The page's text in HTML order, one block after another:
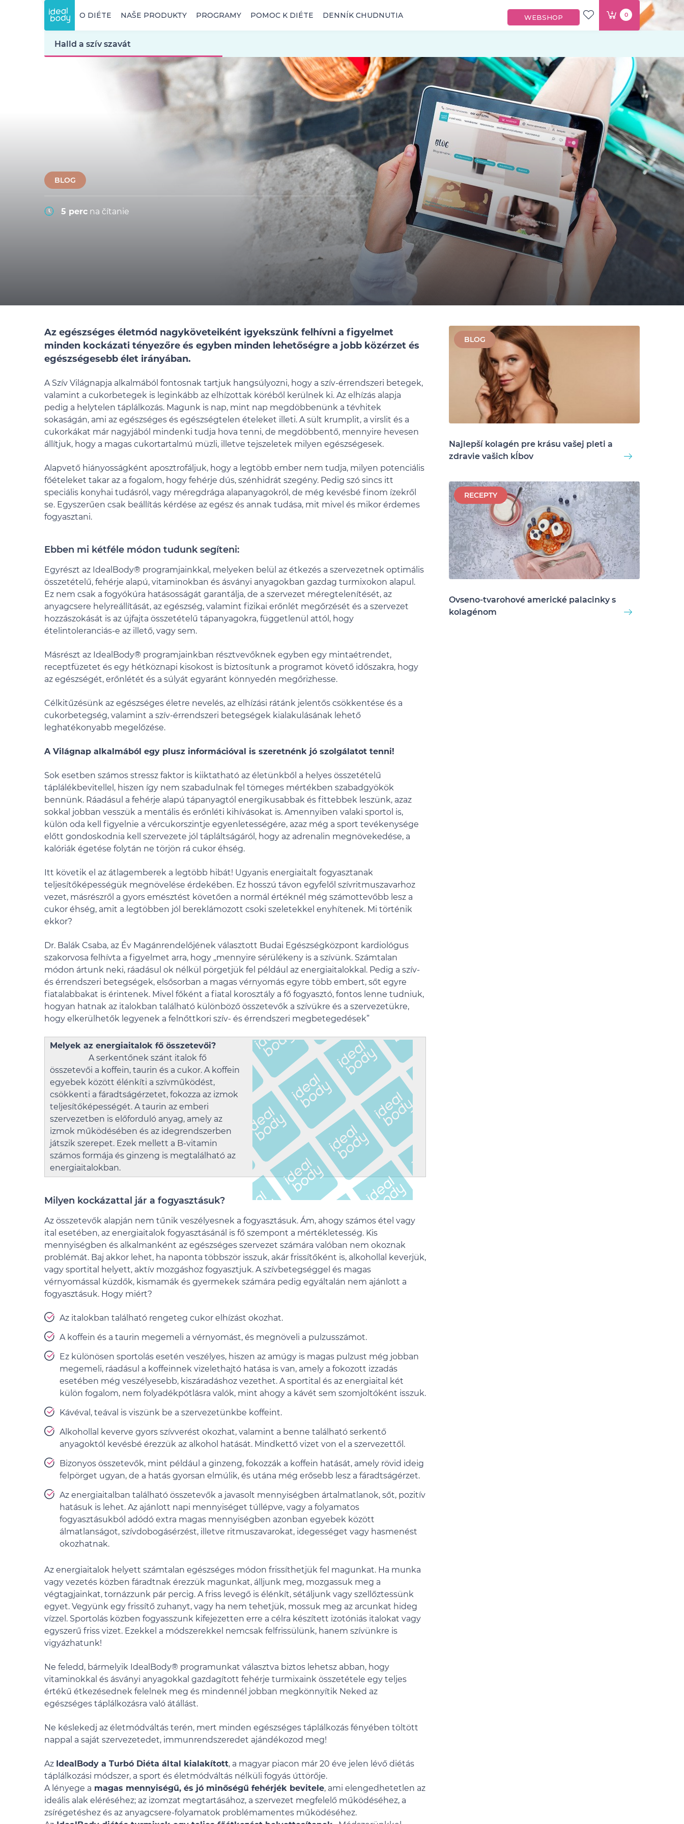
WEBSHOP
O DIÉTE NAŠE PRODUKTY PROGRAMY POMOC K DIÉTE DENNÍK CHUDNUTIA 0
BLOG
Halld a szív szavát
5 perc na čítanie
Az egészséges életmód nagyköveteiként igyekszünk felhívni a figyelmet
minden kockázati tényezőre és egyben minden lehetőségre a jobb közérzet és
egészségesebb élet irányában.
A Szív Világnapja alkalmából fontosnak tartjuk hangsúlyozni, hogy a szív-érrendszeri betegek,
valamint a cukorbetegek is leginkább az elhízottak köréből kerülnek ki. Az elhízás alapja
pedig a helytelen táplálkozás. Magunk is nap, mint nap megdöbbenünk a tévhitek
sokaságán, ami az egészséges és egészségtelen ételeket illeti. A sült krumplit, a virslit és a
cukorkákat már nagyjából mindenki tudja hova tenni, de megdöbbentő, mennyire hevesen
állítjuk, hogy a magas cukortartalmú müzli, illetve tejszeletek milyen egészségesek.
Alapvető hiányosságként aposztrofáljuk, hogy a legtöbb ember nem tudja, milyen potenciális
főételeket takar az a fogalom, hogy fehérje dús, szénhidrát szegény. Pedig szó sincs itt
speciális konyhai tudásról, vagy méregdrága alapanyagokról, de még kevésbé finom ízekről
se. Egyszerűen csak beállítás kérdése az egész és annak tudása, mit mivel és mikor érdemes
fogyasztani.
Ebben mi kétféle módon tudunk segíteni:
Egyrészt az IdealBody® programjainkkal, melyeken belül az étkezés a szervezetnek optimális
összetételű, fehérje alapú, vitaminokban és ásványi anyagokban gazdag turmixokon alapul.
Ez nem csak a fogyókúra hatásosságát garantálja, de a szervezet méregtelenítését, az
anyagcsere helyreállítását, az egészség, valamint fizikai erőnlét megőrzését és a szervezet
hozzászokását is az újfajta összetételű tápanyagokra, függetlenül attól, hogy
ételintoleranciás-e az illető, vagy sem.
Másrészt az IdealBody® programjainkban résztvevőknek egyben egy mintaétrendet,
receptfüzetet és egy hétköznapi kisokost is biztosítunk a programot követő időszakra, hogy
az egészségét, erőnlétét és a súlyát egyaránt könnyedén megőrizhesse.
Célkitűzésünk az egészséges életre nevelés, az elhízási rátánk jelentős csökkentése és a
cukorbetegség, valamint a szív-érrendszeri betegségek kialakulásának lehető
leghatékonyabb megelőzése.
A Világnap alkalmából egy plusz információval is szeretnénk jó szolgálatot tenni!
Sok esetben számos stressz faktor is kiiktatható az életünkből a helyes összetételű
táplálékbevitellel, hiszen így nem szabadulnak fel tömeges mértékben szabadgyökök
bennünk. Ráadásul a fehérje alapú tápanyagtól energikusabbak és fittebbek leszünk, azaz
sokkal jobban vesszük a mentális és erőnléti kihívásokat is. Amennyiben valaki sportol is,
külön oda kell figyelnie a vércukorszintje egyenletességére, azaz még a sport tevékenysége
előtt gondoskodnia kell szervezete jól tápláltságáról, hogy az adrenalin megnövekedése, a
kalóriák égetése folytán ne törjön rá cukor éhség.
Itt követik el az átlagemberek a legtöbb hibát! Ugyanis energiaitalt fogyasztanak
teljesítőképességük megnövelése érdekében. Ez hosszú távon egyfelől szívritmuszavarhoz
vezet, másrészről a gyors emésztést követően a normál értéknél még számottevőbb lesz a
cukor éhség, amit a legtöbben jól bereklámozott csoki szeletekkel enyhítenek. Mi történik
ekkor?
Dr. Balák Csaba, az Év Magánrendelőjének választott Budai Egészségközpont kardiológus
szakorvosa felhívta a figyelmet arra, hogy „mennyire sérülékeny is a szívünk. Számtalan
módon ártunk neki, ráadásul ok nélkül pörgetjük fel például az energiaitalokkal. Pedig a szív-
és érrendszeri betegségek, elsősorban a magas vérnyomás egyre több embert, sőt egyre
fiatalabbakat is érintenek. Mivel főként a fiatal korosztály a fő fogyasztó, fontos lenne tudniuk,
hogyan hatnak az italokban található különböző összetevők a szívükre és a szervezetükre,
hogy elkerülhetők legyenek a felnőttkori szív- és érrendszeri megbetegedések”
Melyek az energiaitalok fő összetevői?
A serkentőnek szánt italok fő
összetevői a koffein, taurin és a cukor. A koffein
egyebek között élénkíti a szívműködést,
csökkenti a fáradtságérzetet, fokozza az izmok
teljesítőképességét. A taurin az emberi
szervezetben is előforduló anyag, amely az
izmok működésében és az idegrendszerben
játszik szerepet. Ezek mellett a B-vitamin
számos formája és ginzeng is megtalálható az
energiaitalokban.
Milyen kockázattal jár a fogyasztásuk?
Az összetevők alapján nem tűnik veszélyesnek a fogyasztásuk. Ám, ahogy számos étel vagy
ital esetében, az energiaitalok fogyasztásánál is fő szempont a mértékletesség. Kis
mennyiségben és alkalmanként az egészséges szervezet számára valóban nem okoznak
problémát. Baj akkor lehet, ha naponta többször isszuk, akár frissítőként is, alkohollal keverjük,
vagy sportital helyett, aktív mozgáshoz fogyasztjuk. A szívbetegséggel és magas
vérnyomással küzdők, kismamák és gyermekek számára pedig egyáltalán nem ajánlott a
fogyasztásuk. Hogy miért?
Az italokban található rengeteg cukor elhízást okozhat.
A koffein és a taurin megemeli a vérnyomást, és megnöveli a pulzusszámot.
Ez különösen sportolás esetén veszélyes, hiszen az amúgy is magas pulzust még jobban
megemeli, ráadásul a koffeinnek vizelethajtó hatása is van, amely a fokozott izzadás
esetében még veszélyesebb, kiszáradáshoz vezethet. A sportital és az energiaital két
külön fogalom, nem folyadékpótlásra valók, mint ahogy a kávét sem szomjoltóként isszuk.
Kávéval, teával is viszünk be a szervezetünkbe koffeint.
Alkohollal keverve gyors szívverést okozhat, valamint a benne található serkentő
anyagoktól kevésbé érezzük az alkohol hatását. Mindkettő vizet von el a szervezettől.
Bizonyos összetevők, mint például a ginzeng, fokozzák a koffein hatását, amely rövid ideig
felpörget ugyan, de a hatás gyorsan elmúlik, és utána még erősebb lesz a fáradtságérzet.
Az energiaitalban található összetevők a javasolt mennyiségben ártalmatlanok, sőt, pozitív
hatásuk is lehet. Az ajánlott napi mennyiséget túllépve, vagy a folyamatos
fogyasztásukból adódó extra magas mennyiségben azonban egyebek között
álmatlanságot, szívdobogásérzést, illetve ritmuszavarokat, idegességet vagy hasmenést
okozhatnak.
Az energiaitalok helyett számtalan egészséges módon frissíthetjük fel magunkat. Ha munka
vagy vezetés közben fáradtnak érezzük magunkat, álljunk meg, mozgassuk meg a
végtagjainkat, tornázzunk pár percig. A friss levegő is élénkít, sétáljunk vagy szellőztessünk
egyet. Vegyünk egy frissítő zuhanyt, vagy ha nem tehetjük, mossuk meg az arcunkat hideg
vízzel. Sportolás közben fogyasszunk kifejezetten erre a célra készített izotóniás italokat vagy
egyszerű friss vizet. Ezekkel a módszerekkel nemcsak felfrissülünk, hanem szívünkre is
vigyázhatunk!
Ne feledd, bármelyik IdealBody® programunkat választva biztos lehetsz abban, hogy
vitaminokkal és ásványi anyagokkal gazdagított fehérje turmixaink összetétele egy teljes
értékű étkezésednek felelnek meg és mindennél jobban megkönnyítik Neked az
egészséges táplálkozásra való átállást.
Ne késlekedj az életmódváltás terén, mert minden egészséges táplálkozás fényében töltött
nappal a saját szervezetedet, immunrendszeredet ajándékozod meg!
Az IdealBody a Turbó Diéta által kialakított, a magyar piacon már 20 éve jelen lévő diétás
táplálkozási módszer, a sport és életmódváltás nélküli fogyás úttörője.
A lényege a magas mennyiségű, és jó minőségű fehérjék bevitele, ami elengedhetetlen az
ideális alak eléréséhez; az izomzat megtartásához, a szervezet megfelelő működéséhez, a
zsírégetéshez és az anyagcsere-folyamatok problémamentes működéséhez.
BLOG
Najlepší kolagén pre krásu vašej pleti a
zdravie vašich kĺbov
RECEPTY
Ovseno-tvarohové americké palacinky s
kolagénom